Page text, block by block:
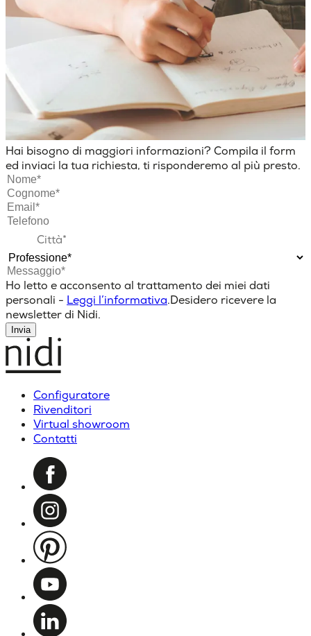
Hai bisogno di maggiori informazioni? Compila il form
ed inviaci la tua richiesta, ti risponderemo al più presto.
Ho letto e acconsento al trattamento dei miei dati
personali - Leggi l’informativa.Desidero ricevere la
newsletter di Nidi.
Invia
Configuratore
Rivenditori
Virtual showroom
Contatti